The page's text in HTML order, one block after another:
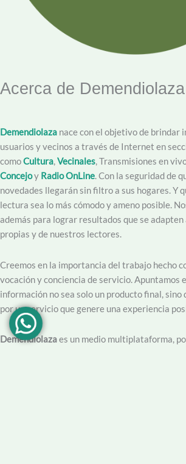
Acerca de Demendiolaza
Demendiolaza nace con el objetivo de brindar
usuarios y vecinos a través de Internet en
comoCultura,Vecinales, Transmisiones en
Concejoy Radio OnLine. Con la seguridad de
novedades llegarán sin filtro a sus hogares. Y
lectura sea lo más cómodo y ameno posible.
además para lograr resultados que se adapten
propias y de nuestros lectores.
Creemos en la importancia del trabajo hecho
vocación y conciencia de servicio. Apuntamos
información no sea solo un producto final, sino
por un servicio que genere una experiencia
Demendiolazaes un medio multiplataforma,